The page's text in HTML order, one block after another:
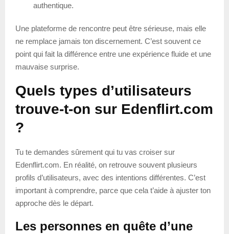
authentique.
Une plateforme de rencontre peut être sérieuse, mais elle
ne remplace jamais ton discernement. C’est souvent ce
point qui fait la différence entre une expérience fluide et une
mauvaise surprise.
Quels types d’utilisateurs
trouve-t-on sur Edenflirt.com
?
Tu te demandes sûrement qui tu vas croiser sur
Edenflirt.com. En réalité, on retrouve souvent plusieurs
profils d’utilisateurs, avec des intentions différentes. C’est
important à comprendre, parce que cela t’aide à ajuster ton
approche dès le départ.
Les personnes en quête d’une